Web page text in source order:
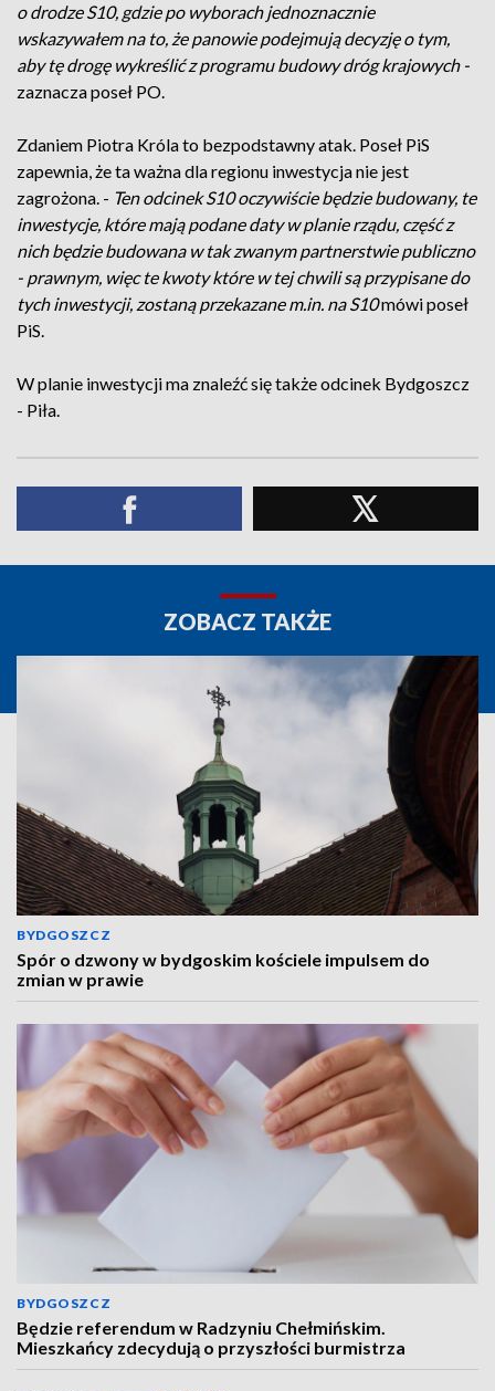
o drodze S10, gdzie po wyborach jednoznacznie
wskazywałem na to, że panowie podejmują decyzję o tym,
aby tę drogę wykreślić z programu budowy dróg krajowych -
zaznacza poseł PO.
Zdaniem Piotra Króla to bezpodstawny atak. Poseł PiS
zapewnia, że ta ważna dla regionu inwestycja nie jest
zagrożona. - Ten odcinek S10 oczywiście będzie budowany, te
inwestycje, które mają podane daty w planie rządu, część z
nich będzie budowana w tak zwanym partnerstwie publiczno
- prawnym, więc te kwoty które w tej chwili są przypisane do
tych inwestycji, zostaną przekazane m.in. na S10mówi poseł
PiS.
W planie inwestycji ma znaleźć się także odcinek Bydgoszcz
- Piła.
ZOBACZ TAKŻE
BYDGOSZCZ
Spór o dzwony w bydgoskim kościele impulsem do
zmian w prawie
BYDGOSZCZ
Będzie referendum w Radzyniu Chełmińskim.
Mieszkańcy zdecydują o przyszłości burmistrza